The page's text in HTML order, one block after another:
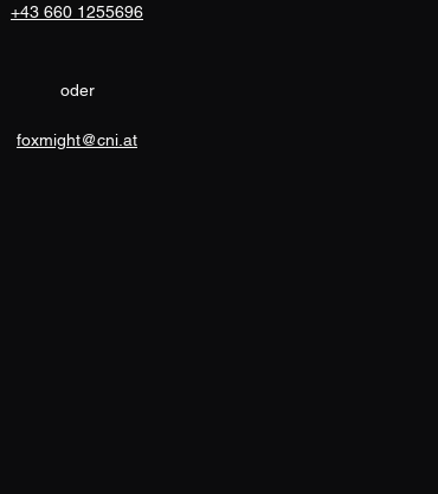
+43 660 1255696
oder
foxmight@cni.at